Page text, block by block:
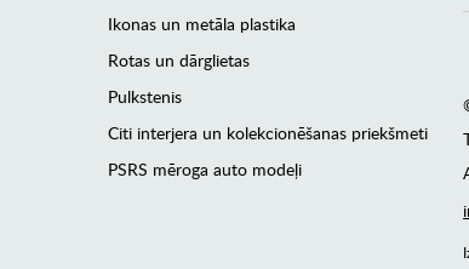
Ikonas un metāla plastika
Rotas un dārglietas
Pulkstenis
Citi interjera un kolekcionēšanas priekšmeti
PSRS mēroga auto modeļi